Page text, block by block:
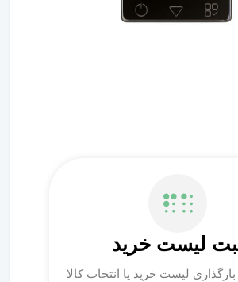
لیست خرید
لیست خرید یا انتخاب کالا